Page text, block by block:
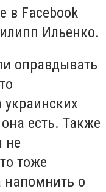
в Facebook
Ильенко.
оправдывать
украинских
есть. Также
не
тоже
напомнить о